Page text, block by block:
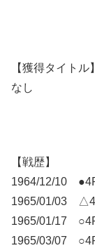
【獲得タイトル】
なし
【戦歴】
1964/12/10
1965/01/03
1965/01/17
1965/03/07